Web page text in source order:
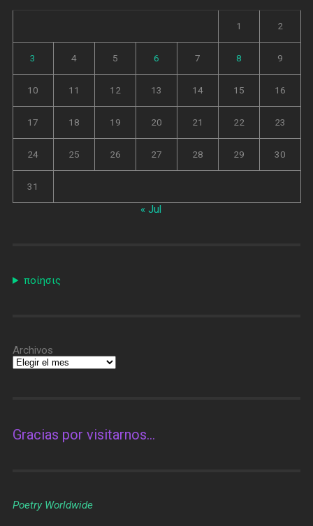
1 2
3 4 5 6 7 8 9
10 11 12 13 14 15 16
17 18 19 20 21 22 23
24 25 26 27 28 29 30
31
« Jul
ποίησις
Archivos
Gracias por visitarnos…
Poetry Worldwide